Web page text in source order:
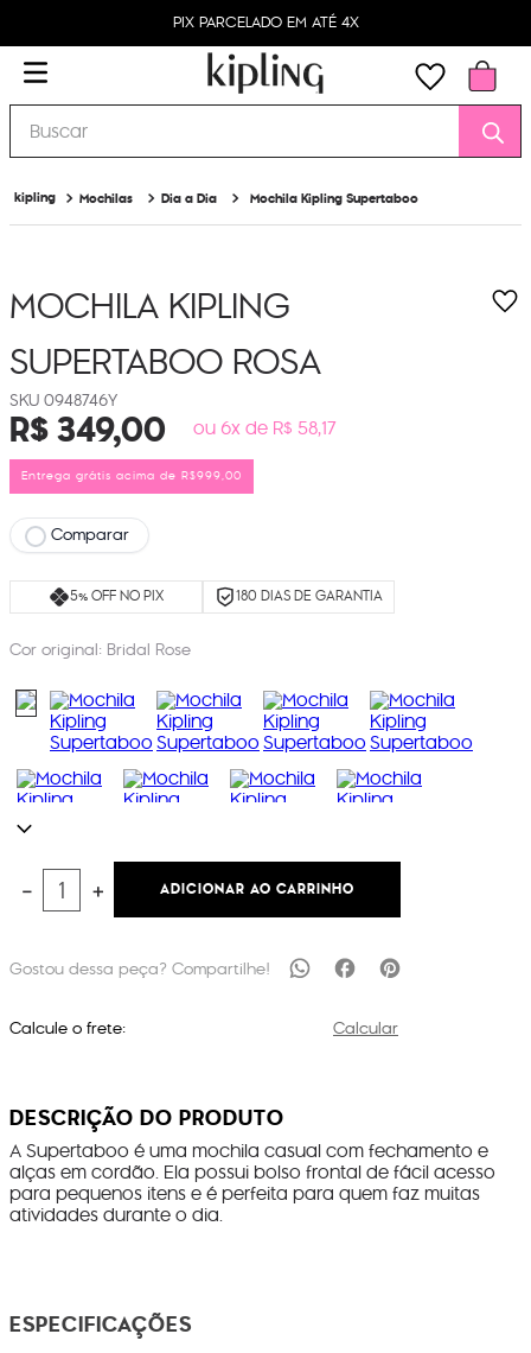
PIX PARCELADO EM ATÉ 4X
Buscar
Mochilas Dia a Dia Mochila Kipling Supertaboo
MOCHILA KIPLING
SUPERTABOOROSA
0948746Y
R$349,00 ou 6x de R$ 58,17
Entrega grátis acima de R$999,00
Comparar
5% OFF NO PIX 180 DIAS DE GARANTIA
Cor original: Bridal Rose
＋
－ ADICIONAR AO CARRINHO
Calcule o frete: Calcular
DESCRIÇÃO DO PRODUTO
A Supertaboo é uma mochila casual com fechamento e
alças em cordão. Ela possui bolso frontal de fácil acesso
para pequenos itens e é perfeita para quem faz muitas
atividades durante o dia.
ESPECIFICAÇÕES